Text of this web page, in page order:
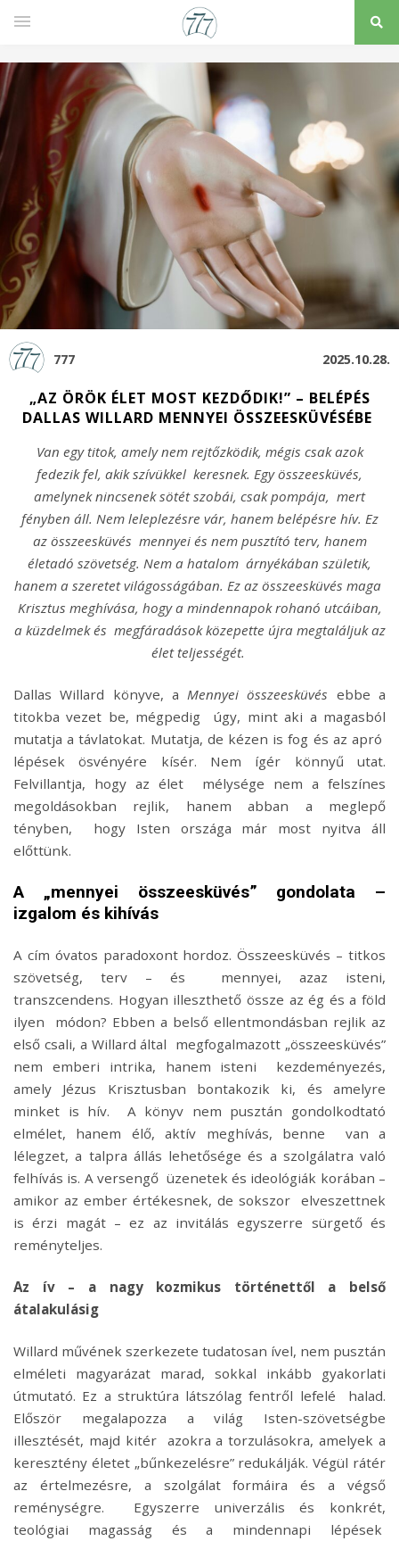
777 2025.10.28.
„AZ ÖRÖK ÉLET MOST KEZDŐDIK!” – BELÉPÉS
DALLAS WILLARD MENNYEI ÖSSZEESKÜVÉSÉBE
Van egy titok, amely nem rejtőzködik, mégis csak azok
fedezik fel, akik szívükkel keresnek. Egy összeesküvés,
amelynek nincsenek sötét szobái, csak pompája, mert
fényben áll. Nem leleplezésre vár, hanem belépésre hív. Ez
az összeesküvés mennyei és nem pusztító terv, hanem
életadó szövetség. Nem a hatalom árnyékában születik,
hanem a szeretet világosságában. Ez az összeesküvés maga
Krisztus meghívása, hogy a mindennapok rohanó utcáiban,
a küzdelmek és megfáradások közepette újra megtaláljuk az
élet teljességét.
Dallas Willard könyve, a Mennyei összeesküvés ebbe a
titokba vezet be, mégpedig úgy, mint aki a magasból
mutatja a távlatokat. Mutatja, de kézen is fog és az apró
lépések ösvényére kísér. Nem ígér könnyű utat.
Felvillantja, hogy az élet mélysége nem a felszínes
megoldásokban rejlik, hanem abban a meglepő
tényben, hogy Isten országa már most nyitva áll
előttünk.
A „mennyei összeesküvés” gondolata –
izgalom és kihívás
A cím óvatos paradoxont hordoz. Összeesküvés – titkos
szövetség, terv – és mennyei, azaz isteni,
transzcendens. Hogyan illeszthető össze az ég és a föld
ilyen módon? Ebben a belső ellentmondásban rejlik az
első csali, a Willard által megfogalmazott „összeesküvés”
nem emberi intrika, hanem isteni kezdeményezés,
amely Jézus Krisztusban bontakozik ki, és amelyre
minket is hív. A könyv nem pusztán gondolkodtató
elmélet, hanem élő, aktív meghívás, benne van a
lélegzet, a talpra állás lehetősége és a szolgálatra való
felhívás is. A versengő üzenetek és ideológiák korában –
amikor az ember értékesnek, de sokszor elveszettnek
is érzi magát – ez az invitálás egyszerre sürgető és
reményteljes.
Az ív – a nagy kozmikus történettől a belső
átalakulásig
Willard művének szerkezete tudatosan ível, nem pusztán
elméleti magyarázat marad, sokkal inkább gyakorlati
útmutató. Ez a struktúra látszólag fentről lefelé halad.
Először megalapozza a világ Isten-szövetségbe
illesztését, majd kitér azokra a torzulásokra, amelyek a
keresztény életet „bűnkezelésre” redukálják. Végül rátér
az értelmezésre, a szolgálat formáira és a végső
reménységre. Egyszerre univerzális és konkrét,
teológiai magasság és a mindennapi lépések